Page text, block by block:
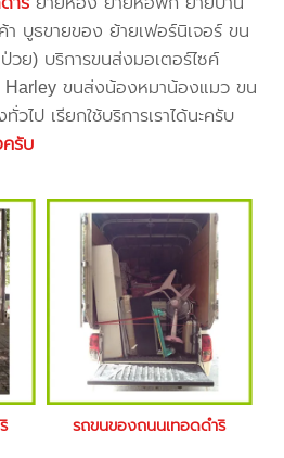
บูธขายของ ย้ายเฟอร์นิเจอร์ ขน
วย) บริการขนส่งมอเตอร์ไซค์
Harley ขนส่งน้องหมาน้องแมว ขน
ไป เรียกใช้บริการเราได้นะครับ
ครับ
รถขนของถนนเทอดดำริ